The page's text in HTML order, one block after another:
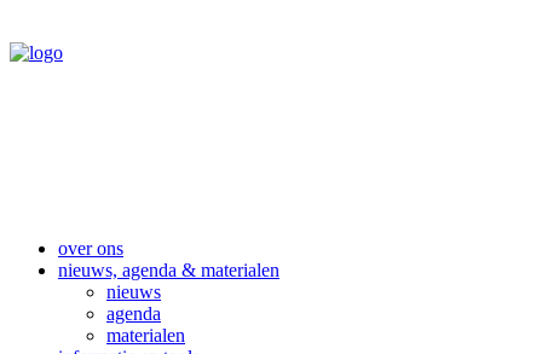
over ons
nieuws, agenda & materialen
nieuws
agenda
materialen